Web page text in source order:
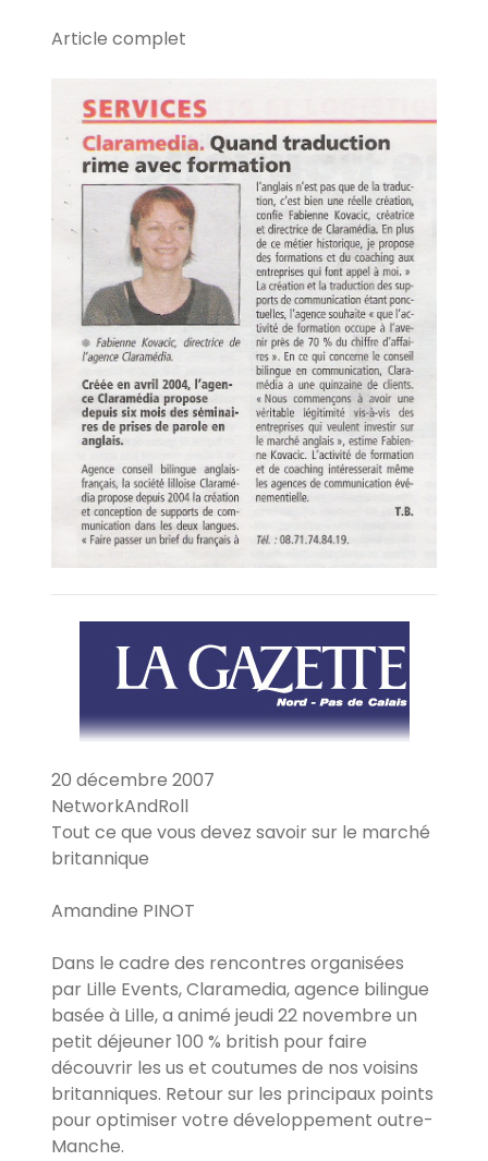
Article complet
20 décembre 2007
NetworkAndRoll
Tout ce que vous devez savoir sur le marché
britannique
Amandine PINOT
Dans le cadre des rencontres organisées
par Lille Events, Claramedia, agence bilingue
basée à Lille, a animé jeudi 22 novembre un
petit déjeuner 100 % british pour faire
découvrir les us et coutumes de nos voisins
britanniques. Retour sur les principaux points
pour optimiser votre développement outre-
Manche.